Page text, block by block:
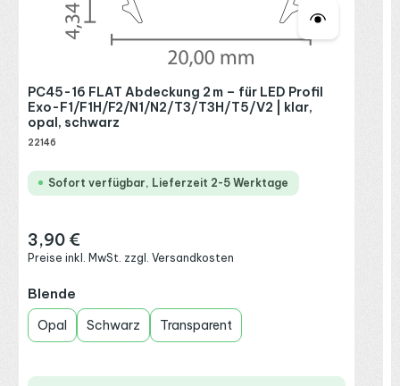
PC45-16 FLAT Abdeckung 2 m – für LED Profil
Exo-F1/F1H/F2/N1/N2/T3/T3H/T5/V2 | klar,
opal, schwarz
22146
Sofort verfügbar, Lieferzeit 2-5 Werktage
Regulärer Preis:
3,90 €
Preise inkl. MwSt. zzgl. Versandkosten
Blende
Opal Schwarz Transparent